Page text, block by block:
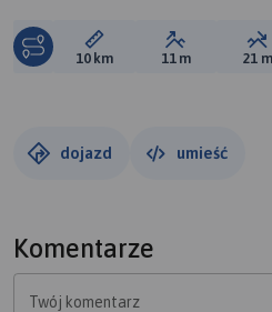
Długość trasy:
10 km Suma
11 m 21 m
dojazd umieść
Komentarze
Twój komentarz